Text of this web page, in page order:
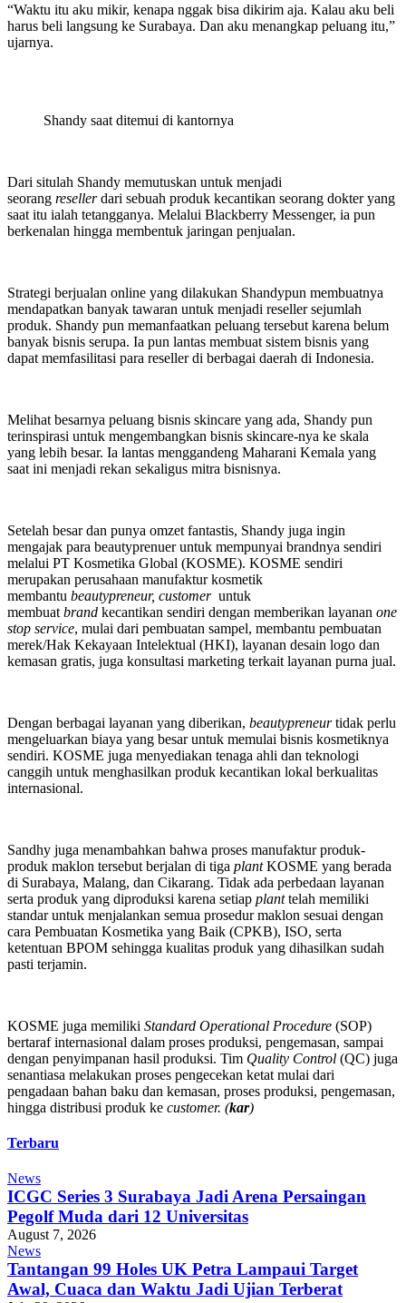
“Waktu itu aku mikir, kenapa nggak bisa dikirim aja. Kalau aku beli
harus beli langsung ke Surabaya. Dan aku menangkap peluang itu,”
ujarnya.
Shandy saat ditemui di kantornya
Dari situlah Shandy memutuskan untuk menjadi
seorang resellerdari sebuah produk kecantikan seorang dokter yang
saat itu ialah tetangganya. Melalui Blackberry Messenger, ia pun
berkenalan hingga membentuk jaringan penjualan.
Strategi berjualan online yang dilakukan Shandypun membuatnya
mendapatkan banyak tawaran untuk menjadi reseller sejumlah
produk. Shandy pun memanfaatkan peluang tersebut karena belum
banyak bisnis serupa. Ia pun lantas membuat sistem bisnis yang
dapat memfasilitasi para reseller di berbagai daerah di Indonesia.
Melihat besarnya peluang bisnis skincare yang ada, Shandy pun
terinspirasi untuk mengembangkan bisnis skincare-nya ke skala
yang lebih besar. Ia lantas menggandeng Maharani Kemala yang
saat ini menjadi rekan sekaligus mitra bisnisnya.
Setelah besar dan punya omzet fantastis, Shandy juga ingin
mengajak para beautyprenuer untuk mempunyai brandnya sendiri
melalui PT Kosmetika Global (KOSME). KOSME sendiri
merupakan perusahaan manufaktur kosmetik
membantu beautypreneur, customeruntuk
membuat brand kecantikan sendiri dengan memberikan layanan one
stop service, mulai dari pembuatan sampel, membantu pembuatan
merek/Hak Kekayaan Intelektual (HKI), layanan desain logo dan
kemasan gratis, juga konsultasi marketing terkait layanan purna jual.
Dengan berbagai layanan yang diberikan, beautypreneurtidak perlu
mengeluarkan biaya yang besar untuk memulai bisnis kosmetiknya
sendiri. KOSME juga menyediakan tenaga ahli dan teknologi
canggih untuk menghasilkan produk kecantikan lokal berkualitas
internasional.
Sandhy juga menambahkan bahwa proses manufaktur produk-
produk maklon tersebut berjalan di tiga plantKOSME yang berada
di Surabaya, Malang, dan Cikarang. Tidak ada perbedaan layanan
serta produk yang diproduksi karena setiap planttelah memiliki
standar untuk menjalankan semua prosedur maklon sesuai dengan
cara Pembuatan Kosmetika yang Baik (CPKB), ISO, serta
ketentuan BPOM sehingga kualitas produk yang dihasilkan sudah
pasti terjamin.
KOSME juga memiliki Standard Operational Procedure (SOP)
bertaraf internasional dalam proses produksi, pengemasan, sampai
dengan penyimpanan hasil produksi. Tim Quality Control (QC) juga
senantiasa melakukan proses pengecekan ketat mulai dari
pengadaan bahan baku dan kemasan, proses produksi, pengemasan,
hingga distribusi produk ke customer. (kar)
Terbaru
News
ICGC Series 3 Surabaya Jadi Arena Persaingan
Pegolf Muda dari 12 Universitas
August 7, 2026
News
Tantangan 99 Holes UK Petra Lampaui Target
Awal, Cuaca dan Waktu Jadi Ujian Terberat